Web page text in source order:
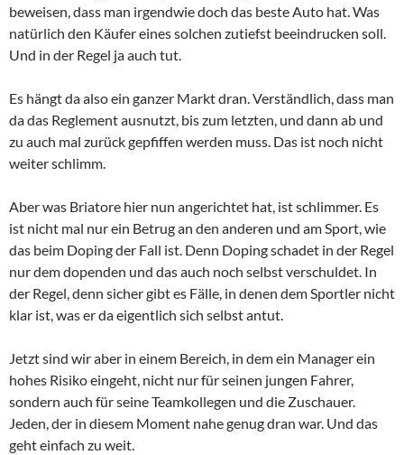
beweisen, dass man irgendwie doch das beste Auto hat. Was
natürlich den Käufer eines solchen zutiefst beeindrucken soll.
Und in der Regel ja auch tut.
Es hängt da also ein ganzer Markt dran. Verständlich, dass man
da das Reglement ausnutzt, bis zum letzten, und dann ab und
zu auch mal zurück gepfiffen werden muss. Das ist noch nicht
weiter schlimm.
Aber was Briatore hier nun angerichtet hat, ist schlimmer. Es
ist nicht mal nur ein Betrug an den anderen und am Sport, wie
das beim Doping der Fall ist. Denn Doping schadet in der Regel
nur dem dopenden und das auch noch selbst verschuldet. In
der Regel, denn sicher gibt es Fälle, in denen dem Sportler nicht
klar ist, was er da eigentlich sich selbst antut.
Jetzt sind wir aber in einem Bereich, in dem ein Manager ein
hohes Risiko eingeht, nicht nur für seinen jungen Fahrer,
sondern auch für seine Teamkollegen und die Zuschauer.
Jeden, der in diesem Moment nahe genug dran war. Und das
geht einfach zu weit.